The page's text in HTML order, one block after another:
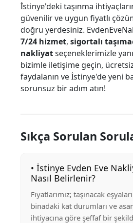
İstinye'deki taşınma
güvenilir ve uygun fiyatlı
doğru yerdesiniz.
7/24 hizmet, sigortalı
nakliyatseçeneklerimizle
bizimle iletişime geçin,
faydalanın ve İstinye'de yeni
sorunsuz bir adım atın!
Sıkça Sorulan
• İstinye Evden Eve
Nasıl Belirlenir?
Fiyatlarımız; taşınacak
binadaki kat durumları ve
ihtiyacına göre şeffaf bir